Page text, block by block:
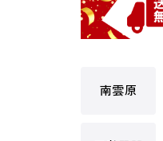
南雲原